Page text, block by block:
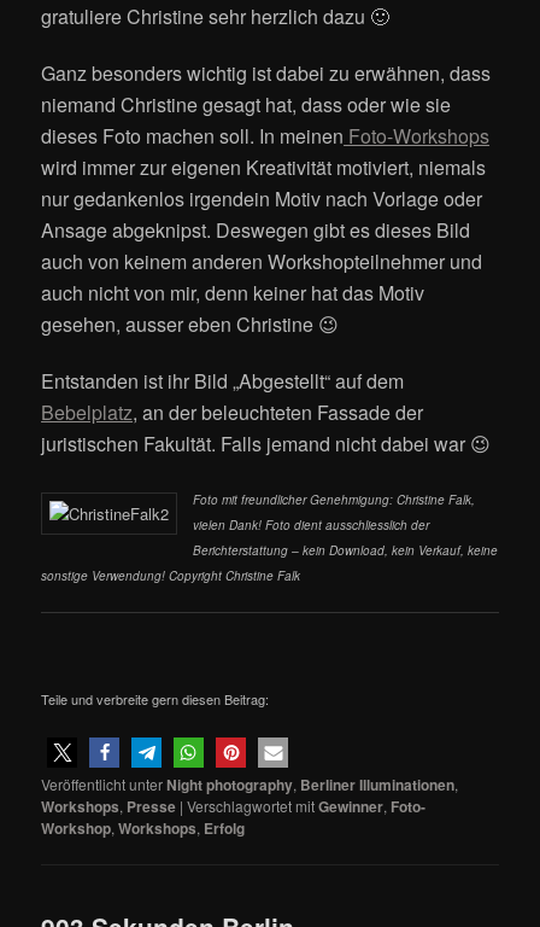
gratuliere Christine sehr herzlich dazu 🙂
Ganz besonders wichtig ist dabei zu erwähnen, dass
niemand Christine gesagt hat, dass oder wie sie
dieses Foto machen soll. In meinen Foto-Workshops
wird immer zur eigenen Kreativität motiviert, niemals
nur gedankenlos irgendein Motiv nach Vorlage oder
Ansage abgeknipst. Deswegen gibt es dieses Bild
auch von keinem anderen Workshopteilnehmer und
auch nicht von mir, denn keiner hat das Motiv
gesehen, ausser eben Christine 😉
Entstanden ist ihr Bild „Abgestellt“ auf dem
Bebelplatz, an der beleuchteten Fassade der
juristischen Fakultät. Falls jemand nicht dabei war 😉
Foto mit freundlicher Genehmigung: Christine Falk,
vielen Dank! Foto dient ausschliesslich der
Berichterstattung – kein Download, kein Verkauf, keine
sonstige Verwendung! Copyright Christine Falk
Teile und verbreite gern diesen Beitrag:
Veröffentlicht unter Night photography, Berliner Illuminationen,
Workshops, Presse |Verschlagwortet mitGewinner, Foto-
Workshop,Workshops, Erfolg